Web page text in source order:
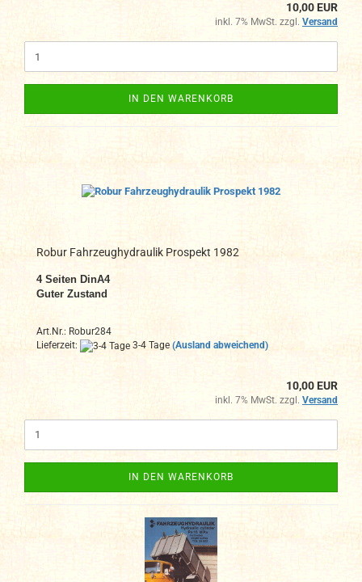
10,00 EUR
inkl. 7% MwSt. zzgl. Versand
IN DEN WARENKORB
Robur Fahrzeughydraulik Prospekt 1982
4 Seiten DinA4
Guter Zustand
Art.Nr.: Robur284
Lieferzeit:
3-4 Tage (Ausland abweichend)
10,00 EUR
inkl. 7% MwSt. zzgl. Versand
IN DEN WARENKORB